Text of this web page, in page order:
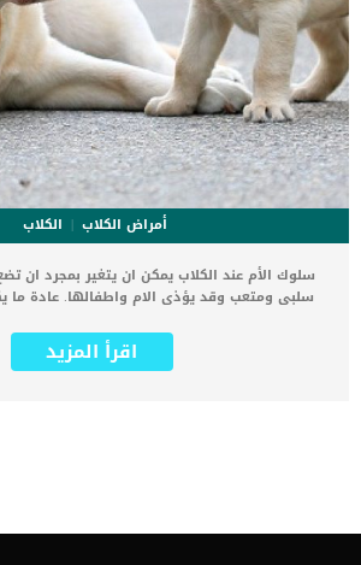
أمراض الكلاب
الكلاب
سلوك الأم عند الكلاب يمكن ان يتغير بمجرد ان
سلبى ومتعب وقد يؤذى الام واطفالها. عادة ما
بعض الأحيان ، لا تعرف كلبتك ما يجب أن تفعله مع
ولا تهتم كثيرًا برعايتهم. يمكن ان تفرط بعض
امرا خطيرا ولكنه قد يسبب للجراء بعض المشاكل,
اقرأ المزيد